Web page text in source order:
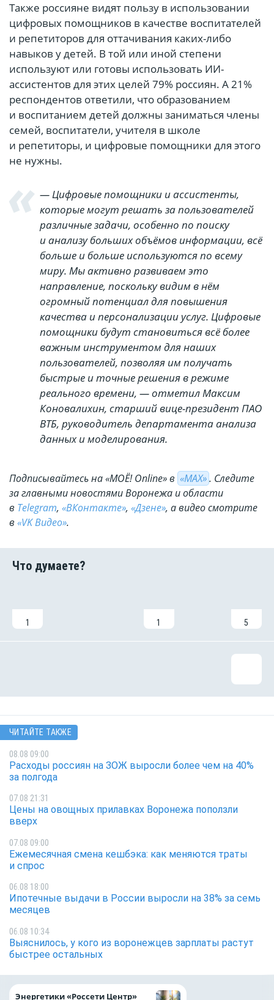
Также россияне видят пользу в использовании
цифровых помощников в качестве воспитателей
и репетиторов для оттачивания каких-либо
навыков у детей. В той или иной степени
используют или готовы использовать ИИ-
ассистентов для этих целей 79% россиян. А 21%
респондентов ответили, что образованием
и воспитанием детей должны заниматься члены
семей, воспитатели, учителя в школе
и репетиторы, и цифровые помощники для этого
не нужны.
— Цифровые помощники и ассистенты,
которые могут решать за пользователей
различные задачи, особенно по поиску
и анализу больших объёмов информации, всё
больше и больше используются по всему
миру. Мы активно развиваем это
направление, поскольку видим в нём
огромный потенциал для повышения
качества и персонализации услуг. Цифровые
помощники будут становиться всё более
важным инструментом для наших
пользователей, позволяя им получать
быстрые и точные решения в режиме
реального времени, — отметил Максим
Коновалихин, старший вице-президент ПАО
ВТБ, руководитель департамента анализа
данных и моделирования.
Подписывайтесь на «МОЁ! Online» в «МАХ». Cледите
за главными новостями Воронежа и области
в Telegram, «ВКонтакте», «Дзене», а видео смотрите
в «VK Видео».
1 1 5
ЧИТАЙТЕ ТАКЖЕ
08.08 09:00
Расходы россиян на ЗОЖ выросли более чем на 40%
за полгода
07.08 21:31
Цены на овощных прилавках Воронежа поползли
вверх
07.08 09:00
Ежемесячная смена кешбэка: как меняются траты
и спрос
06.08 18:00
Ипотечные выдачи в России выросли на 38% за семь
месяцев
06.08 10:34
Выяснилось, у кого из воронежцев зарплаты растут
быстрее остальных
Энергетики «Россети Центр»